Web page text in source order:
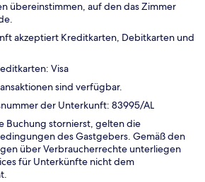
übereinstimmen, auf den das Zimmer
akzeptiert Kreditkarten, Debitkarten und
Visa
sind verfügbar.
der Unterkunft: 83995/AL
Buchung stornierst, gelten die
des Gastgebers. Gemäß den
über Verbraucherrechte unterliegen
für Unterkünfte nicht dem